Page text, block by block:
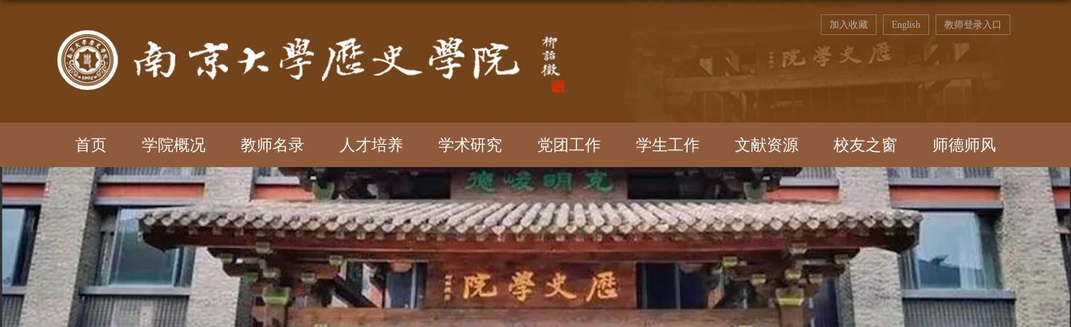
加入收藏 English 教师登录入口
首页 学院概况 教师名录 人才培养 学术研究 党团工作 学生工作 文献资源 校友之窗 师德师风